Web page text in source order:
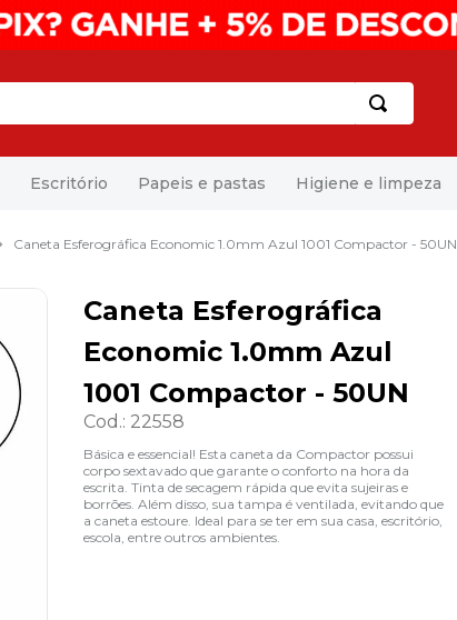
Escritório Papeis e pastas Higiene e limpeza
Caneta Esferográfica Economic 1.0mm Azul 1001 Compactor - 50UN
Caneta Esferográfica
Economic 1.0mm Azul
1001 Compactor - 50UN
Cod.: 22558
Básica e essencial! Esta caneta da Compactor possui
corpo sextavado que garante o conforto na hora da
escrita. Tinta de secagem rápida que evita sujeiras e
borrões. Além disso, sua tampa é ventilada, evitando que
a caneta estoure. Ideal para se ter em sua casa, escritório,
escola, entre outros ambientes.